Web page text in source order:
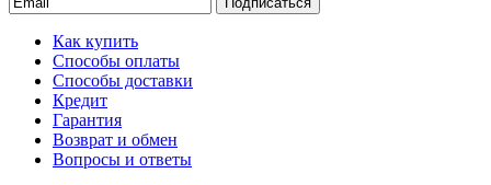
Как купить
Способы оплаты
Способы доставки
Кредит
Гарантия
Возврат и обмен
Вопросы и ответы